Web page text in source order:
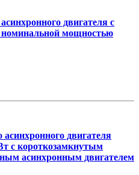
двигателя с
мощностью
двигателя
с короткозамкнутым
асинхронным двигателем